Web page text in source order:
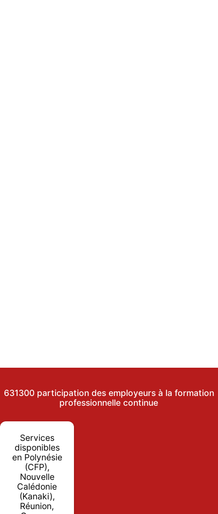
631300 participation des employeurs à la formation
professionnelle continue
Services
disponibles
en Polynésie
(CFP),
Nouvelle
Calédonie
(Kanaki),
Réunion,